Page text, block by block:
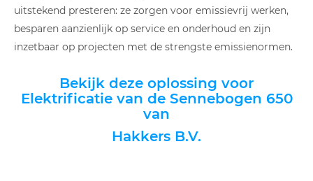
uitstekend presteren: ze zorgen voor emissievrij werken,
besparen aanzienlijk op service en onderhoud en zijn
inzetbaar op projecten met de strengste emissienormen.
Bekijk deze oplossing voor
Elektrificatie van de Sennebogen 650
van
Hakkers B.V.